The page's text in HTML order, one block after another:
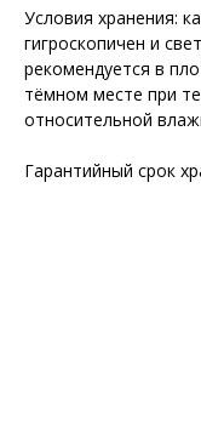
Условия хранения:
гигроскопичен и
рекомендуется в
тёмном месте при
относительной
Гарантийный срок